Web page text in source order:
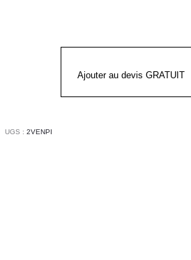
Ajouter au devis GRATUIT
UGS : 2VENPI